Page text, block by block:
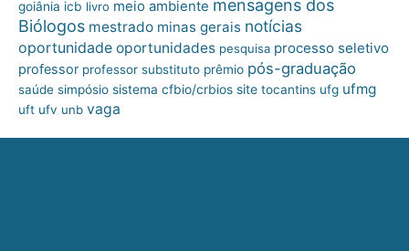
goiânia icb livro meio ambiente mensagens dos
Biólogos mestrado minas gerais notícias
oportunidade oportunidades pesquisa processo seletivo
professor professor substituto prêmio pós-graduação
saúde simpósio sistema cfbio/crbios site tocantins ufg ufmg
uft ufv unb vaga